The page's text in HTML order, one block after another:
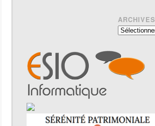
ARCHIVES
Archives